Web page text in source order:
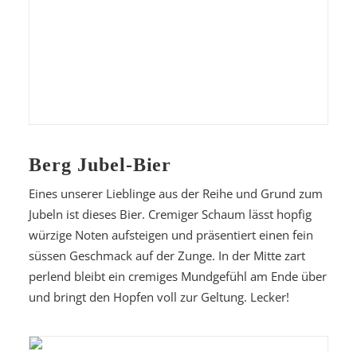
Berg Jubel-Bier
Eines unserer Lieblinge aus der Reihe und Grund zum
Jubeln ist dieses Bier. Cremiger Schaum lässt hopfig
würzige Noten aufsteigen und präsentiert einen fein
süssen Geschmack auf der Zunge. In der Mitte zart
perlend bleibt ein cremiges Mundgefühl am Ende über
und bringt den Hopfen voll zur Geltung. Lecker!